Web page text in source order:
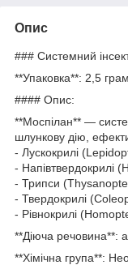
Опис
### Системний
**Упаковка**: 2,5 грам
#### Опис:
**Моспілан** —
шлункову дію,
- Лускокрилі
- Напівтвердокрилі
- Трипси
- Твердокрилі
- Рівнокрилі
**Діюча речовина**:
**Хімічна група**: